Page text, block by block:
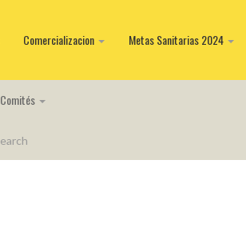
Comercializacion Metas Sanitarias 2024
Comités